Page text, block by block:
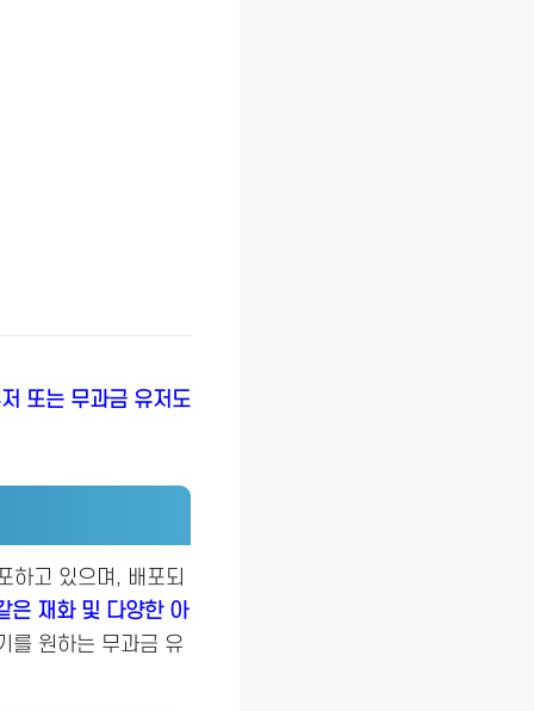
또는 무과금 유저도
하고 있으며, 배포되
은 재화 및 다양한 아
를 원하는 무과금 유